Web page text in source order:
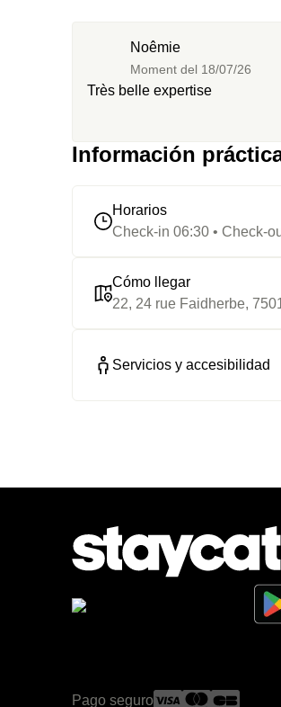
Noêmie
Moment del 18/07/26
Très belle expertise
Información
Horarios
Check-in 06:30 • Check-
Cómo llegar
22, 24 rue Faidherbe,
Servicios y accesibilidad
Pago seguro